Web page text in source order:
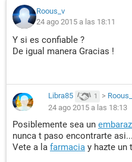
Roous_v
24 ago 2015 a las 18:11
Y si es confiable ?
De igual manera Gracias !
Libra85 1 >
24 ago 2015 a las 18:13
Posiblemente sea un
nunca t paso encontrarte
Vete a la farmacia y hazte un